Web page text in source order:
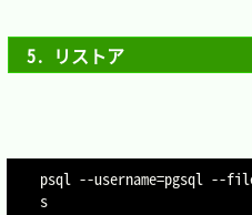
5. リストア
psql --username=pgsql --